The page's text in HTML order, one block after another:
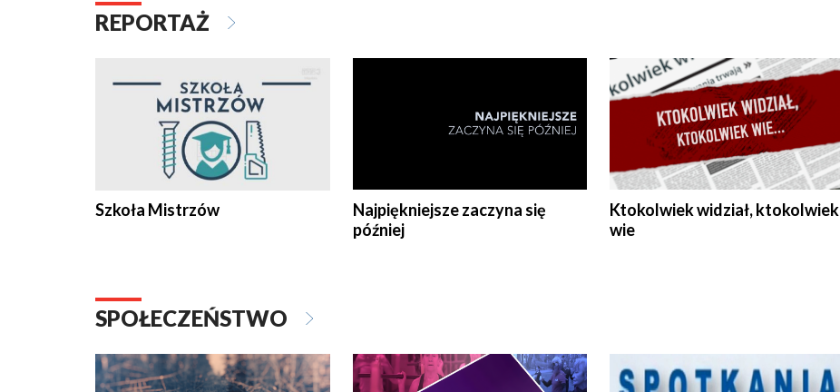
REPORTAŻ
Szkoła Mistrzów
Najpiękniejsze zaczyna się
później
Ktokolwiek widział, ktokolwiek
wie
SPOŁECZEŃSTWO